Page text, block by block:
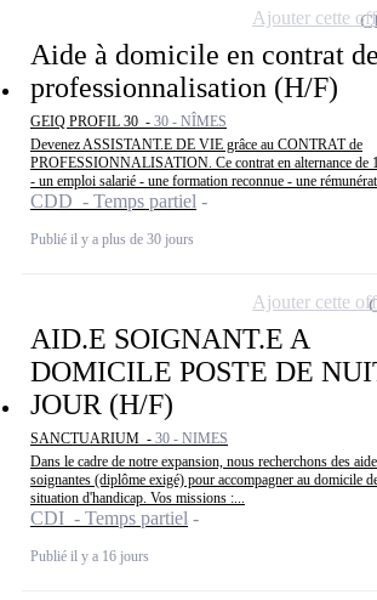
Aide à domicile en contrat de
professionnalisation (H/F)
GEIQ PROFIL 30 - 30 - NÎMES
Devenez ASSISTANT.E DE VIE grâce au CONTRAT de
PROFESSIONNALISATION. Ce contrat en alternance de
- un emploi salarié - une formation reconnue - une
CDD - Temps partiel
Publié il y a plus de 30 jours
Ajouter cette
AID.E SOIGNANT.E A
DOMICILE POSTE DE
JOUR (H/F)
SANCTUARIUM - 30 - NIMES
Dans le cadre de notre expansion, nous recherchons des
soignantes (diplôme exigé) pour accompagner au domicile
situation d'handicap. Vos missions :...
CDI - Temps partiel
Publié il y a 16 jours
Ajouter cette